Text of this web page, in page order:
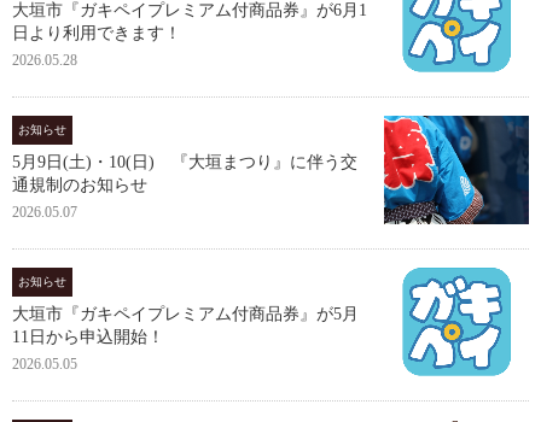
大垣市『ガキペイプレミアム付商品券』が6月1
日より利用できます！
2026.05.28
お知らせ
5月9日(土)・10(日) 『大垣まつり』に伴う交
通規制のお知らせ
2026.05.07
お知らせ
大垣市『ガキペイプレミアム付商品券』が5月
11日から申込開始！
2026.05.05